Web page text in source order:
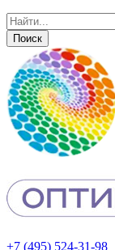
+7 (495) 524-31-98